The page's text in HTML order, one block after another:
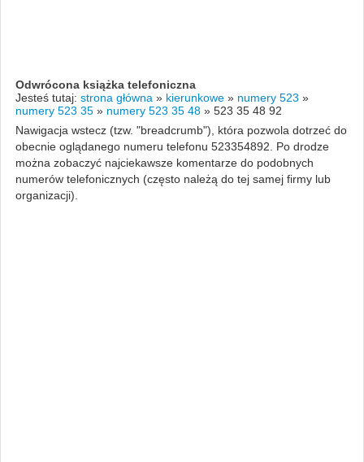
Odwrócona książka telefoniczna
Jesteś tutaj: strona główna » kierunkowe » numery 523 »
numery 523 35 » numery 523 35 48 » 523 35 48 92
Nawigacja wstecz (tzw. "breadcrumb"), która pozwola dotrzeć do
obecnie oglądanego numeru telefonu 523354892. Po drodze
można zobaczyć najciekawsze komentarze do podobnych
numerów telefonicznych (często należą do tej samej firmy lub
organizacji).